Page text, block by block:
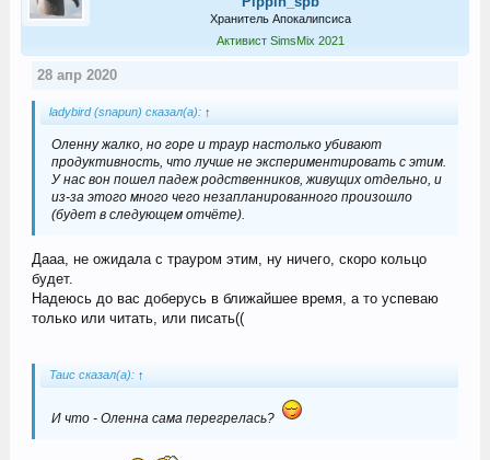
Хранитель Апокалипсиса
Активист SimsMix 2021
28 апр 2020
ladybird (snapun) сказал(а): ↑
Оленну жалко, но горе и траур настолько убивают
продуктивность, что лучше не экспериментировать с этим.
У нас вон пошел падеж родственников, живущих отдельно, и
из-за этого много чего незапланированного произошло
(будет в следующем отчёте).
Дааа, не ожидала с трауром этим, ну ничего, скоро кольцо
будет.
Надеюсь до вас доберусь в ближайшее время, а то успеваю
только или читать, или писать((
Tauc сказал(а): ↑
И что - Оленна сама перегрелась?